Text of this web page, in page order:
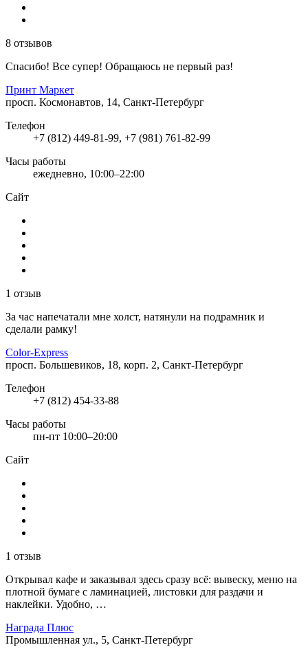
8 отзывов
Спасибо! Все супер! Обращаюсь не первый раз!
Принт Маркет
просп. Космонавтов, 14, Санкт-Петербург
Телефон
+7 (812) 449-81-99, +7 (981) 761-82-99
Часы работы
ежедневно, 10:00–22:00
Сайт
1 отзыв
За час напечатали мне холст, натянули на подрамник и
сделали рамку!
Color-Express
просп. Большевиков, 18, корп. 2, Санкт-Петербург
Телефон
+7 (812) 454-33-88
Часы работы
пн-пт 10:00–20:00
Сайт
1 отзыв
Открывал кафе и заказывал здесь сразу всё: вывеску, меню на
плотной бумаге с ламинацией, листовки для раздачи и
наклейки. Удобно, …
Награда Плюс
Промышленная ул., 5, Санкт-Петербург